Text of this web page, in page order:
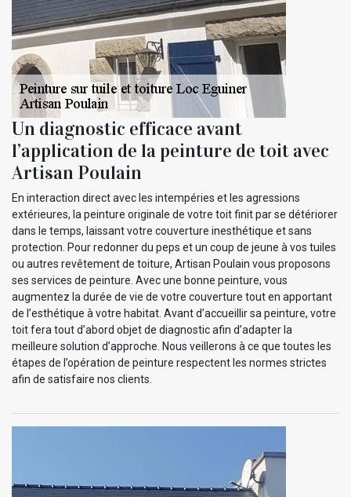
Un diagnostic efficace avant
l’application de la peinture de toit avec
Artisan Poulain
En interaction direct avec les intempéries et les agressions
extérieures, la peinture originale de votre toit finit par se détériorer
dans le temps, laissant votre couverture inesthétique et sans
protection. Pour redonner du peps et un coup de jeune à vos tuiles
ou autres revêtement de toiture, Artisan Poulain vous proposons
ses services de peinture. Avec une bonne peinture, vous
augmentez la durée de vie de votre couverture tout en apportant
de l’esthétique à votre habitat. Avant d’accueillir sa peinture, votre
toit fera tout d’abord objet de diagnostic afin d’adapter la
meilleure solution d’approche. Nous veillerons à ce que toutes les
étapes de l’opération de peinture respectent les normes strictes
afin de satisfaire nos clients.